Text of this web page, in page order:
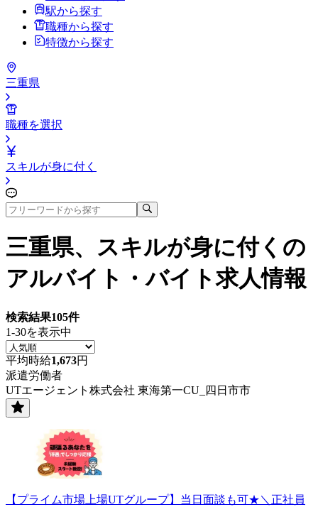
駅から探す
職種から探す
特徴から探す
三重県
職種を選択
スキルが身に付く
三重県、スキルが身に付く の
アルバイト・バイト求人情報
検索結果105件
1-30を表示中
平均時給1,673円
派遣労働者
UTエージェント株式会社 東海第一CU_四日市市
【プライム市場上場UTグループ】当日面談も可★＼正社員